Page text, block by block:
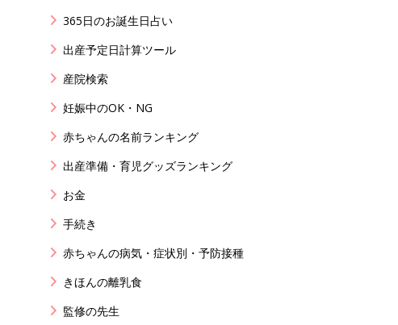
365日のお誕生日占い
出産予定日計算ツール
産院検索
妊娠中のOK・NG
赤ちゃんの名前ランキング
出産準備・育児グッズランキング
お金
手続き
赤ちゃんの病気・症状別・予防接種
きほんの離乳食
監修の先生